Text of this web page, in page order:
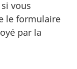
vous
le formulaire
par la